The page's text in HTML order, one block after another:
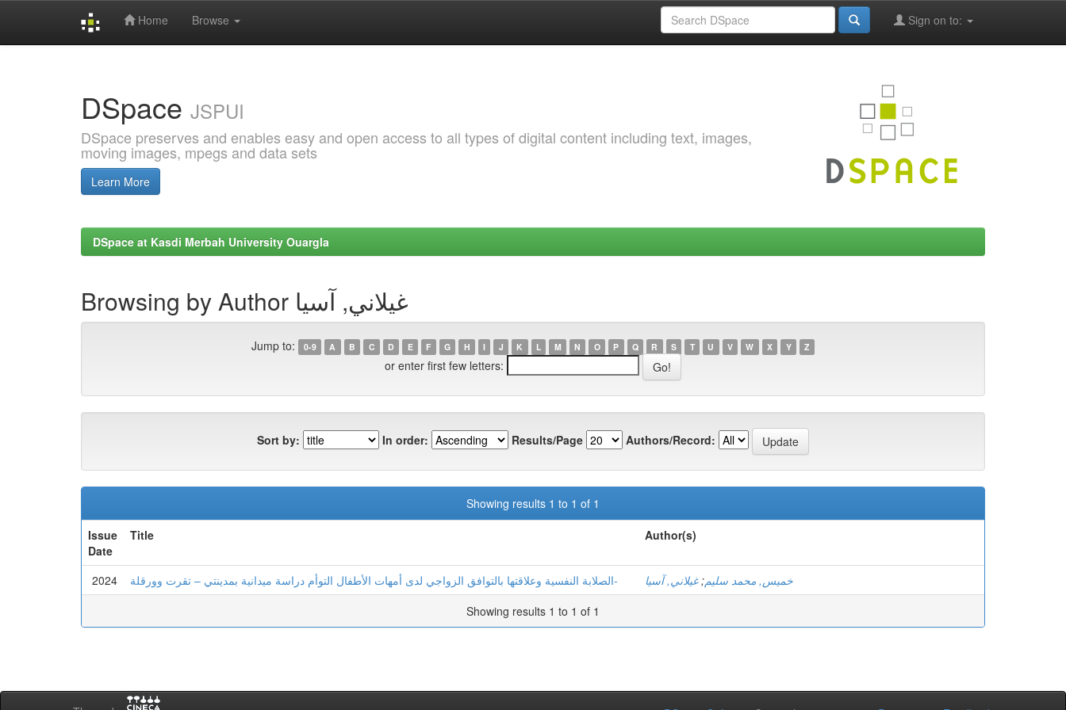
Home Browse Sign on to:
DSpace JSPUI
DSpace preserves and enables easy and open access to all types of digital content including text, images,
moving images, mpegs and data sets
Learn More
DSpace at Kasdi Merbah University Ouargla
Browsing by Author غيلاني, آسيا
Jump to: 0-9 A B C D E F G H I J K L M N O P Q R S T U V W X Y Z
or enter first few letters:
Sort by: In order: Results/Page Authors/Record:
Showing results 1 to 1 of 1
Issue
Date
Title Author(s)
2024 الصلابة النفسية وعلاقتها بالتوافق الزواجي لدى أمهات الأطفال التوأم دراسة ميدانية بمدينتي – تقرت وورقلة- خميس, محمد سليم;غيلاني, آسيا
Showing results 1 to 1 of 1